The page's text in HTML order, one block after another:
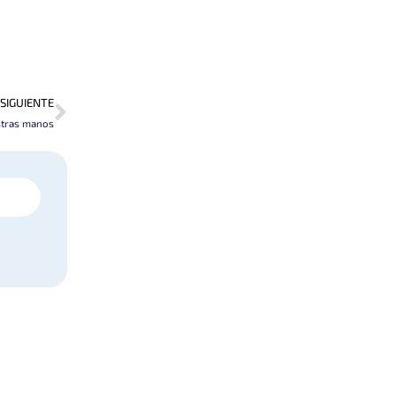
SIGUIENTE
manos
Next